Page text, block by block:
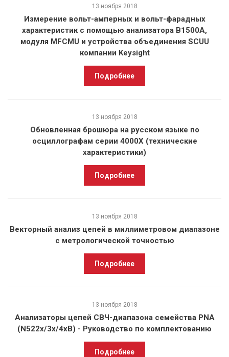
13 ноября 2018
Измерение вольт-амперных и вольт-фарадных
характеристик с помощью анализатора B1500A,
модуля MFCMU и устройства объединения SCUU
компании Keysight
Подробнее
13 ноября 2018
Обновленная брошюра на русском языке по
осциллографам серии 4000X (технические
характеристики)
Подробнее
13 ноября 2018
Векторный анализ цепей в миллиметровом диапазоне
с метрологической точностью
Подробнее
13 ноября 2018
Анализаторы цепей СВЧ-диапазона семейства PNA
(N522x/3x/4xB) - Руководство по комплектованию
Подробнее